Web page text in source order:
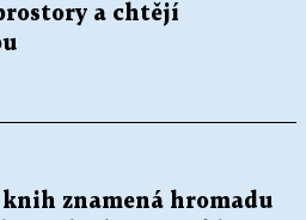
a chtějí
znamená hromadu